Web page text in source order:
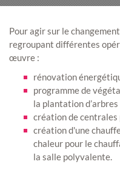
Pour agir sur le
regroupant différentes
œuvre :
rénovation
programme de
la plantation
création de
création d'une
chaleur pour le
la salle polyvalente.